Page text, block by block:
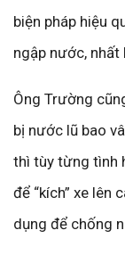
biện pháp hiệu
ngập nước, nhất
Ông Trường
bị nước lũ bao
thì tùy từng tình
để “kích” xe lên
dụng để chống